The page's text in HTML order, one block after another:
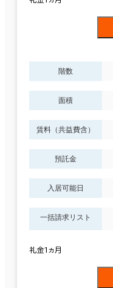
階数
面積
賃料（共益費含）
預託金
入居可能日
一括請求リスト
礼金1ヵ月